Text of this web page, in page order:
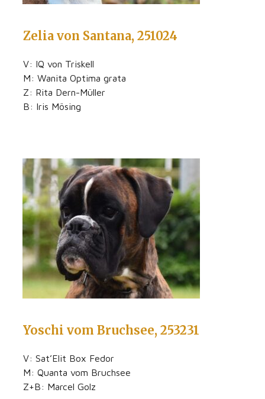
Zelia von Santana, 251024
V: IQ von Triskell
M: Wanita Optima grata
Z: Rita Dern-Müller
B: Iris Mösing
Yoschi vom Bruchsee, 253231
V: Sat’Elit Box Fedor
M: Quanta vom Bruchsee
Z+B: Marcel Golz